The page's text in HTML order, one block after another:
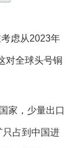
虑从2023年
对全球头号铜
家，少量出口
只占到中国进